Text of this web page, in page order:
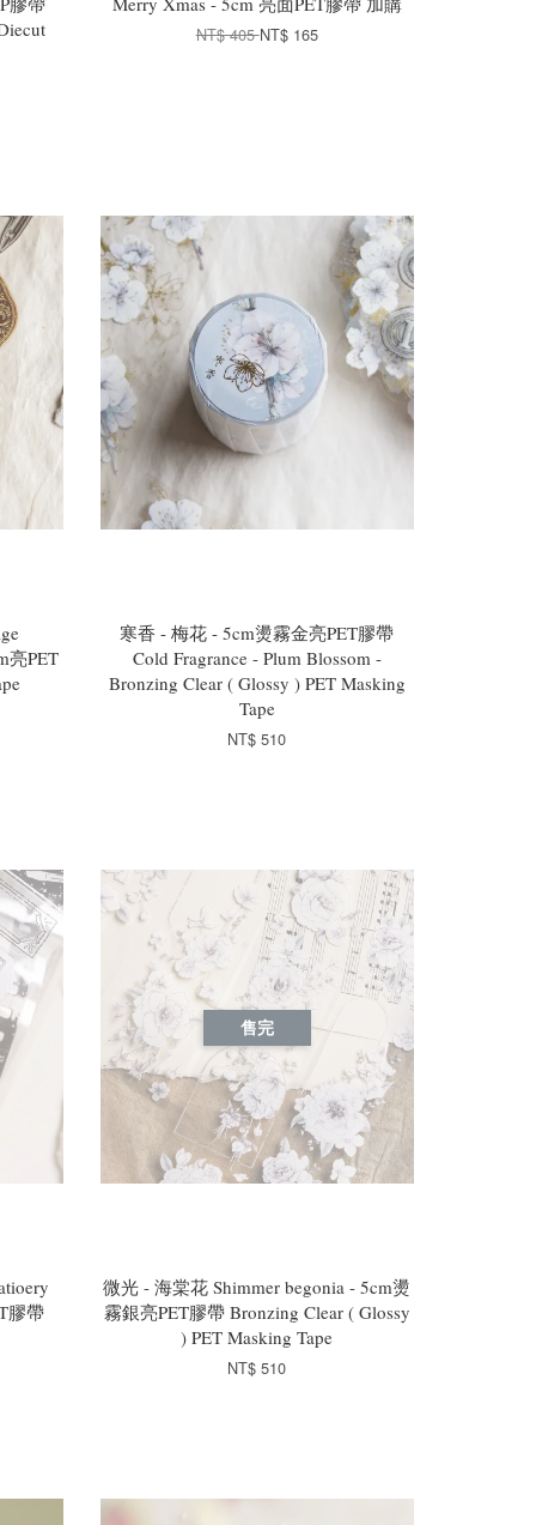
NT$ 405NT$ 165
亮PET
寒香 - 梅花 - 5cm燙霧金亮PET膠帶
Cold Fragrance - Plum Blossom -
Bronzing Clear ( Glossy ) PET Masking
Tape
NT$ 510
膠帶
售完
微光 - 海棠花 Shimmer begonia - 5cm燙
霧銀亮PET膠帶 Bronzing Clear ( Glossy
) PET Masking Tape
NT$ 510